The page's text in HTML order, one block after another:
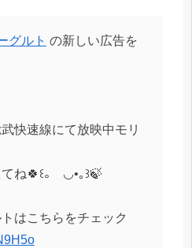
グルト の新しい広告を
快速線にて放映中モリ
ね🍀꒰｡ゝ◡•｡꒱🍃
はこちらをチェック